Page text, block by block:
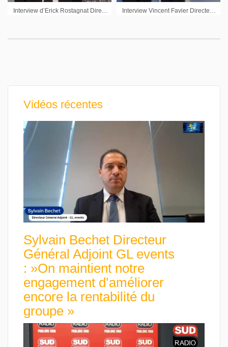
Vidéos récentes
Sylvain Bechet Directeur
Général Adjoint GL events
: »On maintient notre
engagement d’améliorer
encore la rentabilité du
groupe »